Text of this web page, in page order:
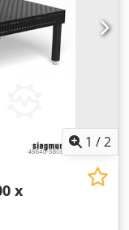
1 /2
x